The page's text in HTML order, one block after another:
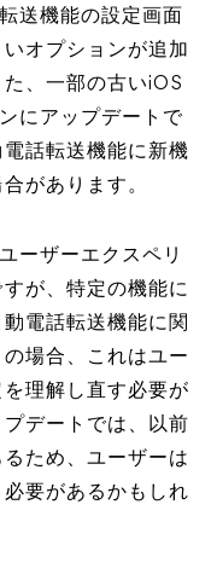
送機能の設定画面
オプションが追加
、一部の古いiOS
にアップデートで
話転送機能に新機
があります。
ーザーエクスペリ
が、特定の機能に
電話転送機能に関
場合、これはユー
理解し直す必要が
デートでは、以前
ため、ユーザーは
要があるかもしれ